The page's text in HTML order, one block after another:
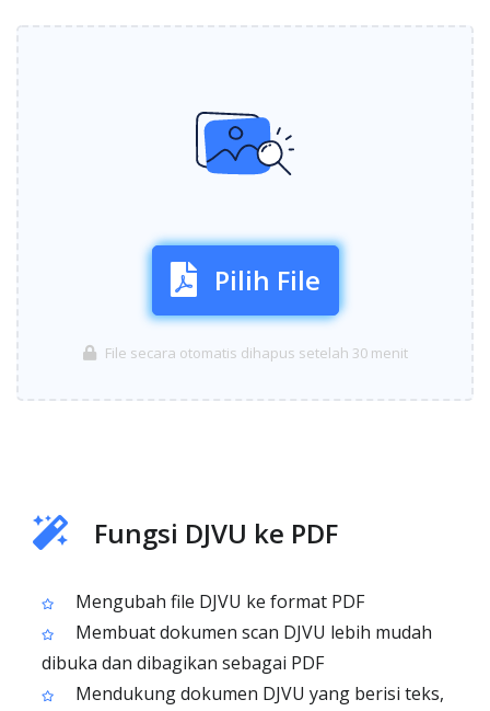
Pilih File
File secara otomatis dihapus setelah 30 menit
Fungsi DJVU ke PDF
Mengubah file DJVU ke format PDF
Membuat dokumen scan DJVU lebih mudah
dibuka dan dibagikan sebagai PDF
Mendukung dokumen DJVU yang berisi teks,